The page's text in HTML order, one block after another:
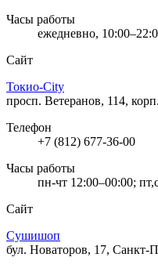
Часы работы
ежедневно,
Сайт
Токио-City
просп. Ветеранов, 114,
Телефон
+7 (812) 677-36-00
Часы работы
пн-чт 12:00–00:00;
Сайт
Сушишоп
бул. Новаторов, 17, Санкт-